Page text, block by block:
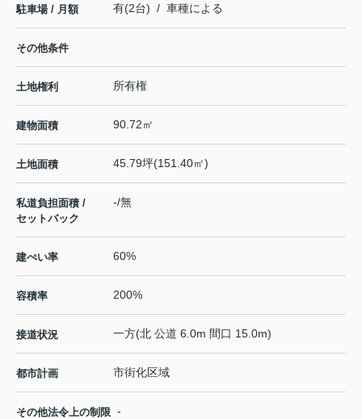
駐車場 / 月額 有(2台) / 車種による
その他条件
土地権利 所有権
建物面積 90.72㎡
土地面積 45.79坪(151.40㎡)
私道負担面積 /
セットバック
-/無
建ぺい率 60%
容積率 200%
接道状況 一方(北 公道 6.0m 間口 15.0m)
都市計画 市街化区域
その他法令上の制限 -